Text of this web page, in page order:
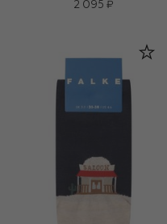
2 095 ₽